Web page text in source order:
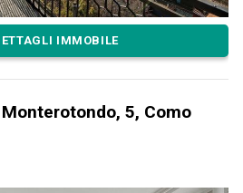
IMMOBILE
5, Como